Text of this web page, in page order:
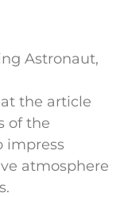
Astronaut,
the article
of the
impress
atmosphere